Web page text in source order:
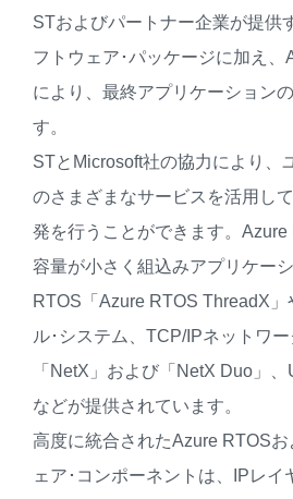
STおよびパートナー企業が提供
フトウェア･パッケージに加え
により、最終アプリケーション
す。
STとMicrosoft社の協力により、
のさまざまなサービスを活用し
発を行うことができます。Azure
容量が小さく組込みアプリケー
RTOS「Azure RTOS ThreadX」
ル･システム、TCP/IPネットワ
「NetX」および「NetX Duo」
などが提供されています。
高度に統合されたAzure RTOS
ェア･コンポーネントは、IPレイ